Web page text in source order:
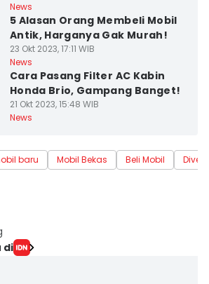
News
5 Alasan Orang Membeli Mobil
Antik, Harganya Gak Murah!
23 Okt 2023, 17:11 WIB
News
Cara Pasang Filter AC Kabin
Honda Brio, Gampang Banget!
21 Okt 2023, 15:48 WIB
News
baru Mobil Bekas Beli Mobil
di